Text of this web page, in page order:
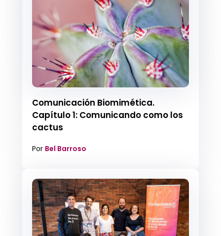
Comunicación Biomimética.
Capítulo 1: Comunicando como los
cactus
Por Bel Barroso